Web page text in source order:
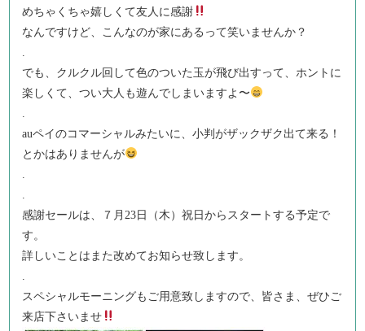
めちゃくちゃ嬉しくて友人に感謝
なんですけど、こんなのが家にあるって笑いませんか？
.
でも、クルクル回して色のついた玉が飛び出すって、ホントに
楽しくて、つい大人も遊んでしまいますよ〜
.
auペイのコマーシャルみたいに、小判がザックザク出て来る！
とかはありませんが
.
.
感謝セールは、７月23日（木）祝日からスタートする予定で
す。
詳しいことはまた改めてお知らせ致します。
.
スペシャルモーニングもご用意致しますので、皆さま、ぜひご
来店下さいませ